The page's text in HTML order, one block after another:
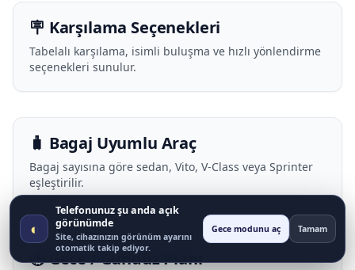
🪧 Karşılama Seçenekleri
Tabelalı karşılama, isimli buluşma ve hızlı yönlendirme
seçenekleri sunulur.
🧳 Bagaj Uyumlu Araç
Bagaj sayısına göre sedan, Vito, V-Class veya Sprinter
eşleştirilir.
🕒 Gece / Gündüz Planı
◐
Telefonunuz şu anda açık
görünümde
Site, cihazınızın görünüm ayarını
otomatik takip ediyor.
Gece modunu aç Tamam